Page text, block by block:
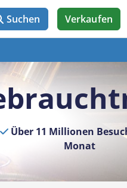
Suchen Verkaufen
Über 11 Millionen
Monat